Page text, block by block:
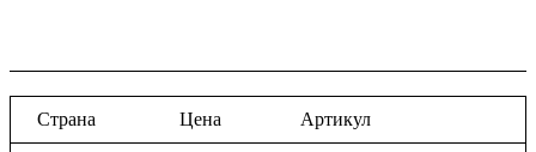
Страна Цена Артикул